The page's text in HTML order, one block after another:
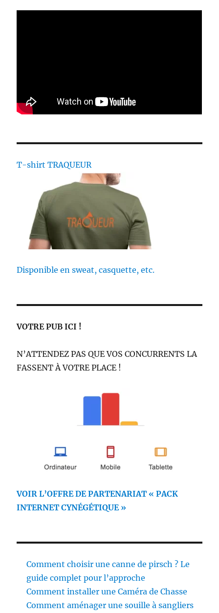
T-shirt TRAQUEUR
Disponible en sweat, casquette, etc.
VOTRE PUB ICI !
N’ATTENDEZ PAS QUE VOS CONCURRENTS LA
FASSENT À VOTRE PLACE !
VOIR L’OFFRE DE PARTENARIAT « PACK
INTERNET CYNÉGÉTIQUE »
Comment choisir une canne de pirsch ? Le
guide complet pour l’approche
Comment installer une Caméra de Chasse
Comment aménager une souille à sangliers